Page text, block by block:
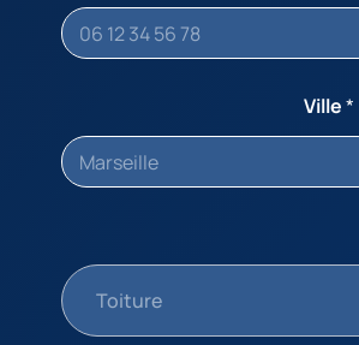
Ville*
Toiture